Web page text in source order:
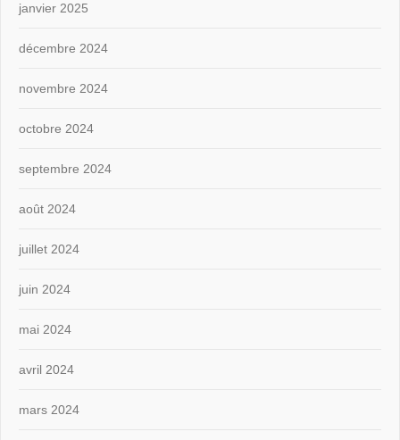
janvier 2025
décembre 2024
novembre 2024
octobre 2024
septembre 2024
août 2024
juillet 2024
juin 2024
mai 2024
avril 2024
mars 2024